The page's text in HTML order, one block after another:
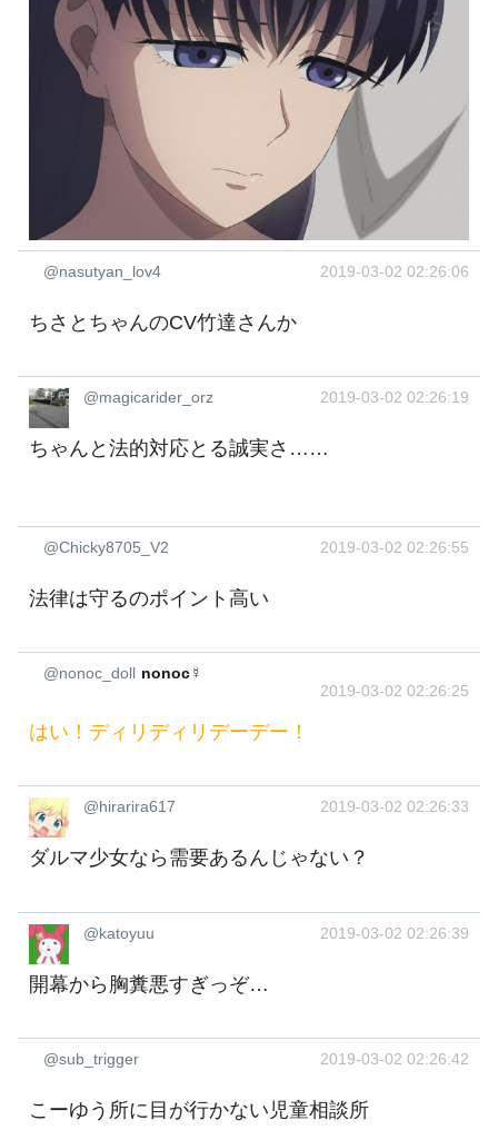
@nasutyan_lov4 2019-03-02 02:26:06
ちさとちゃんのCV竹達さんか
@magicarider_orz 2019-03-02 02:26:19
ちゃんと法的対応とる誠実さ……
@Chicky8705_V2 2019-03-02 02:26:55
法律は守るのポイント高い
@nonoc_doll nonoc☿
2019-03-02 02:26:25
はい！ディリディリデーデー！
@hirarira617 2019-03-02 02:26:33
ダルマ少女なら需要あるんじゃない？
@katoyuu 2019-03-02 02:26:39
開幕から胸糞悪すぎっぞ…
@sub_trigger 2019-03-02 02:26:42
こーゆう所に目が行かない児童相談所